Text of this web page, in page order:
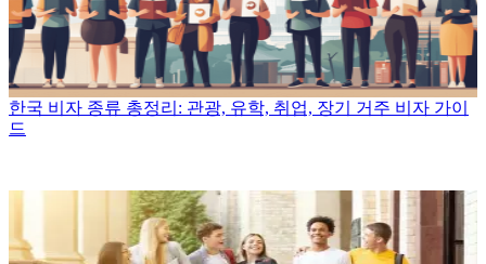
한국 비자 종류 총정리: 관광, 유학, 취업, 장기 거주 비자 가이
드